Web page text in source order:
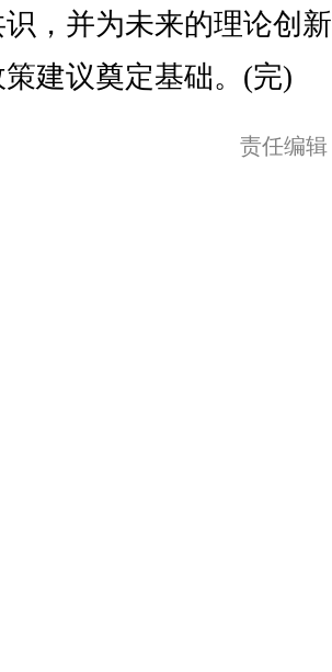
，并为未来的理论创
建议奠定基础。(完)
责任编